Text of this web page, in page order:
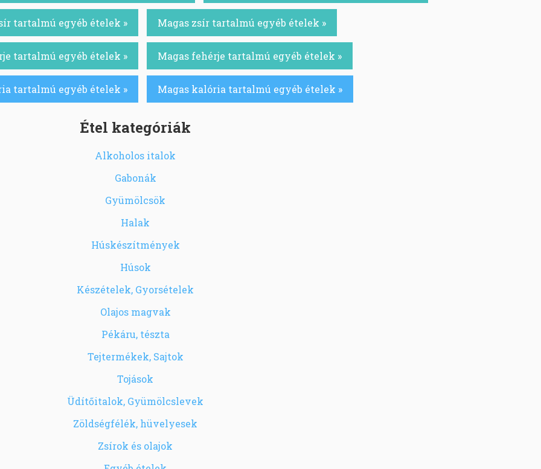
tartalmú egyéb ételek » Magas zsír tartalmú egyéb ételek »
tartalmú egyéb ételek » Magas fehérje tartalmú egyéb ételek »
tartalmú egyéb ételek » Magas kalória tartalmú egyéb ételek »
Étel kategóriák
Alkoholos italok
Gabonák
Gyümölcsök
Halak
Húskészítmények
Húsok
Készételek, Gyorsételek
Olajos magvak
Pékáru, tészta
Tejtermékek, Sajtok
Tojások
Üdítőitalok, Gyümölcslevek
Zöldségfélék, hüvelyesek
Zsírok és olajok